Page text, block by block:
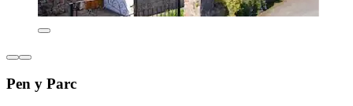
Pen y Parc